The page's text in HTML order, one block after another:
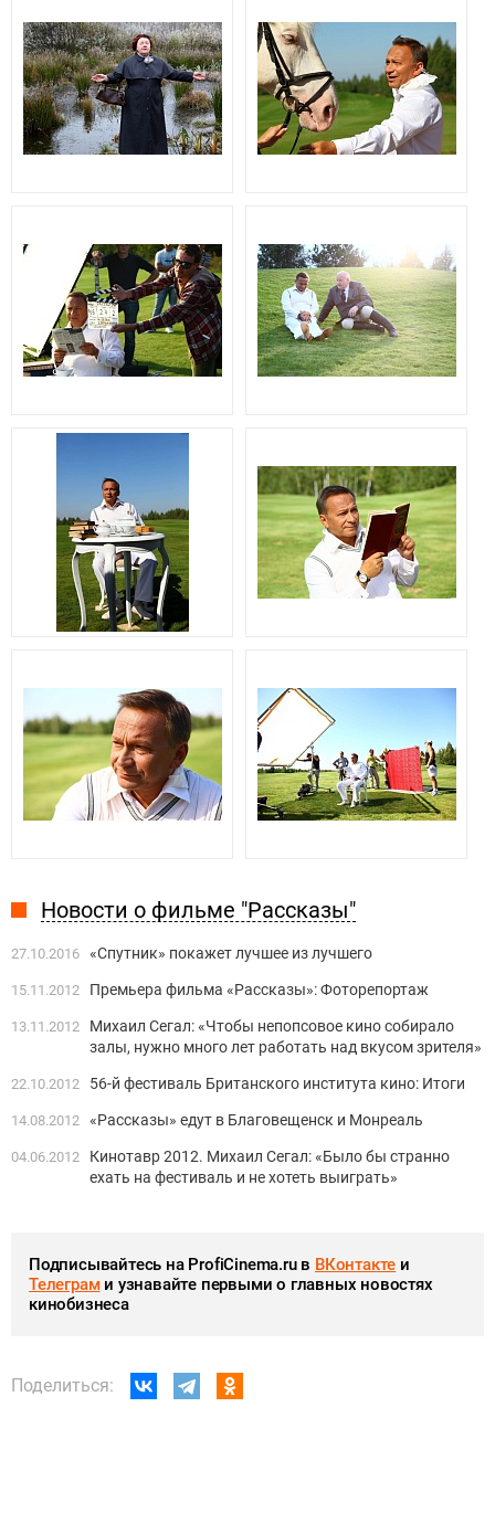
Новости о фильме "Рассказы"
27.10.2016 «Спутник» покажет лучшее из лучшего
15.11.2012 Премьера фильма «Рассказы»: Фоторепортаж
13.11.2012
Михаил Сегал: «Чтобы непопсовое кино собирало
залы, нужно много лет работать над вкусом зрителя»
22.10.2012 56-й фестиваль Британского института кино: Итоги
14.08.2012 «Рассказы» едут в Благовещенск и Монреаль
04.06.2012
Кинотавр 2012. Михаил Сегал: «Было бы странно
ехать на фестиваль и не хотеть выиграть»
Подписывайтесь на ProfiCinema.ru в ВКонтакте и
Телеграми узнавайте первыми о главных новостях
кинобизнеса
Поделиться: